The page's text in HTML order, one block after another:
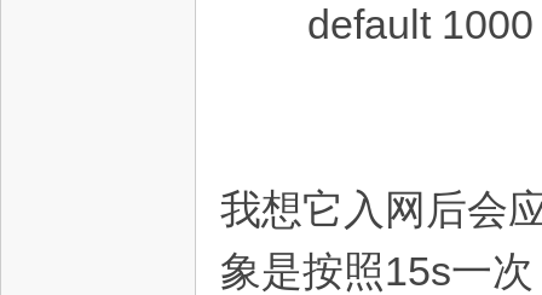
default 1000
我想它入网后会
象是按照15s一